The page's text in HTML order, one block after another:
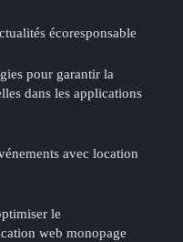
écoresponsable
pour garantir la
dans les applications
avec location
le
web monopage